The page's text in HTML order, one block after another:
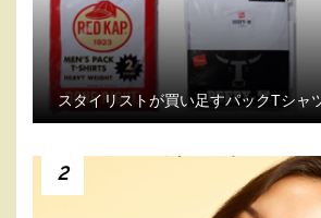
スタイリストが買い足すパックTシャ
2